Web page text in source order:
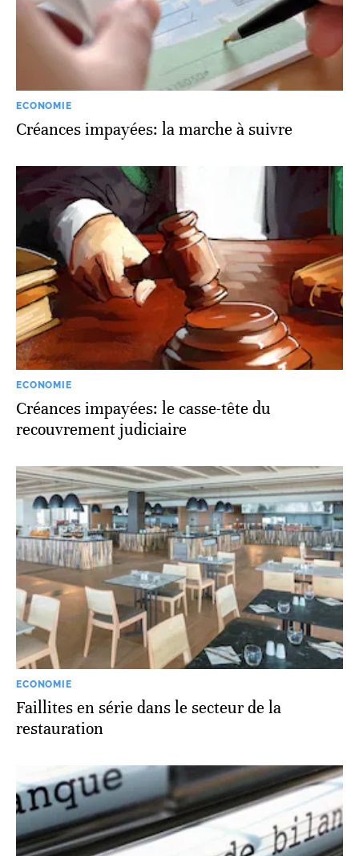
ECONOMIE
Créances impayées: la marche à suivre
ECONOMIE
Créances impayées: le casse-tête du
recouvrement judiciaire
ECONOMIE
Faillites en série dans le secteur de la
restauration